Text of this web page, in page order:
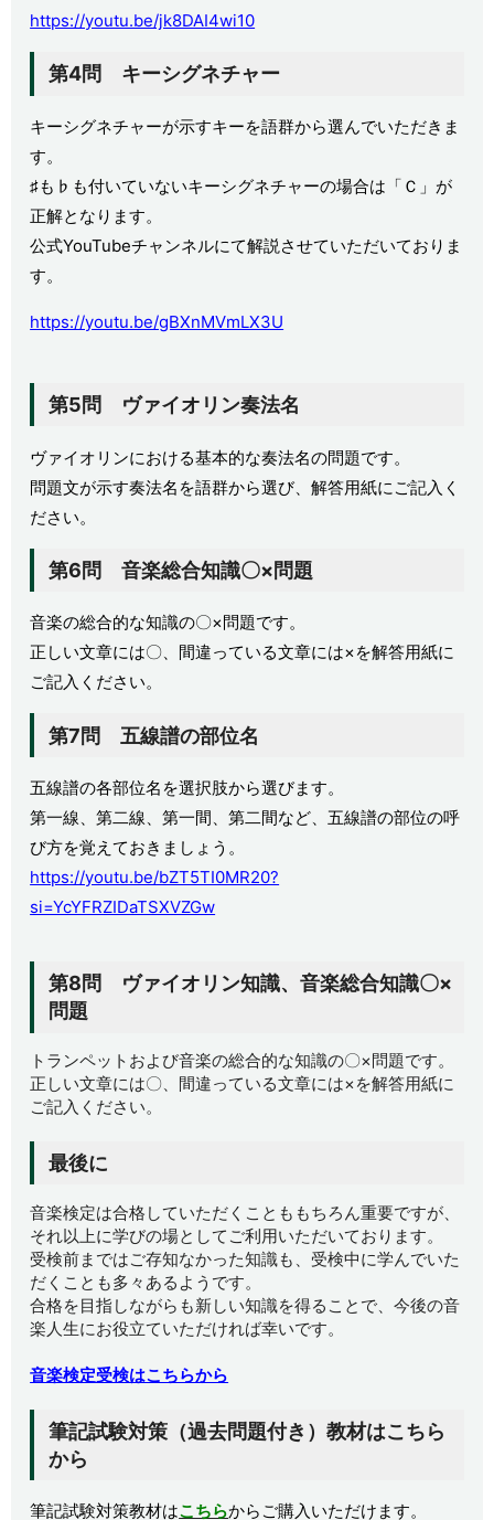
https://youtu.be/jk8DAI4wi10
第4問 キーシグネチャー
キーシグネチャーが示すキーを語群から選んでいただきま
す。
♯も♭も付いていないキーシグネチャーの場合は「Ｃ」が
正解となります。
公式YouTubeチャンネルにて解説させていただいておりま
す。
https://youtu.be/gBXnMVmLX3U
第5問 ヴァイオリン奏法名
ヴァイオリンにおける基本的な奏法名の問題です。
問題文が示す奏法名を語群から選び、解答用紙にご記入く
ださい。
第6問 音楽総合知識〇×問題
音楽の総合的な知識の〇×問題です。
正しい文章には〇、間違っている文章には×を解答用紙に
ご記入ください。
第7問 五線譜の部位名
五線譜の各部位名を選択肢から選びます。
第一線、第二線、第一間、第二間など、五線譜の部位の呼
び方を覚えておきましょう。
https://youtu.be/bZT5TI0MR20?
si=YcYFRZIDaTSXVZGw
第8問 ヴァイオリン知識、音楽総合知識〇×
問題
トランペットおよび音楽の総合的な知識の〇×問題です。
正しい文章には〇、間違っている文章には×を解答用紙に
ご記入ください。
最後に
音楽検定は合格していただくことももちろん重要ですが、
それ以上に学びの場としてご利用いただいております。
受検前まではご存知なかった知識も、受検中に学んでいた
だくことも多々あるようです。
合格を目指しながらも新しい知識を得ることで、今後の音
楽人生にお役立ていただければ幸いです。
音楽検定受検はこちらから
筆記試験対策（過去問題付き）教材はこちら
から
筆記試験対策教材はこちらからご購入いただけます。